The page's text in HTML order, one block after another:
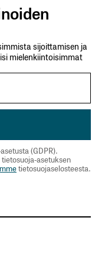
sijoittamisen ja
mielenkiintoisimmat
(GDPR).
asetuksen
tietosuojaselosteesta.